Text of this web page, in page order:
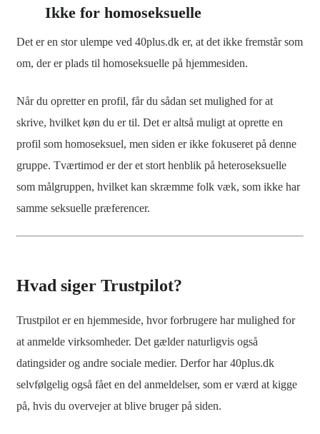
Ikke for homoseksuelle
Det er en stor ulempe ved 40plus.dk er, at det ikke fremstår som
om, der er plads til homoseksuelle på hjemmesiden.
Når du opretter en profil, får du sådan set mulighed for at
skrive, hvilket køn du er til. Det er altså muligt at oprette en
profil som homoseksuel, men siden er ikke fokuseret på denne
gruppe. Tværtimod er der et stort henblik på heteroseksuelle
som målgruppen, hvilket kan skræmme folk væk, som ikke har
samme seksuelle præferencer.
Hvad siger Trustpilot?
Trustpilot er en hjemmeside, hvor forbrugere har mulighed for
at anmelde virksomheder. Det gælder naturligvis også
datingsider og andre sociale medier. Derfor har 40plus.dk
selvfølgelig også fået en del anmeldelser, som er værd at kigge
på, hvis du overvejer at blive bruger på siden.